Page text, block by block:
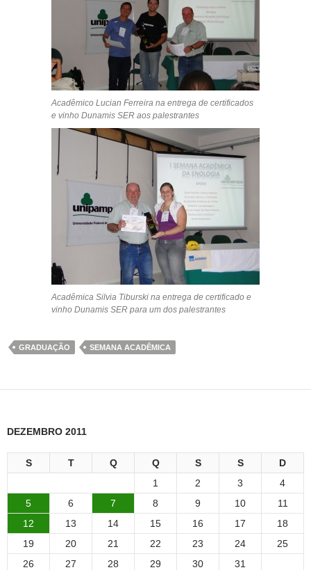
Acadêmico Lucian Ferreira na entrega de certificados
e vinho Dunamis SER aos palestrantes
Acadêmica Silvia Tiburski na entrega de certificado e
vinho Dunamis SER para um dos palestrantes
GRADUAÇÃO SEMANA ACADÊMICA
DEZEMBRO 2011
S T Q Q S S
D
1
2 3
4
5
6 7 8 9 10
11
12
13 14 15 16 17
18
19
20 21 22 23 24
25
26
27 28 29 30
31